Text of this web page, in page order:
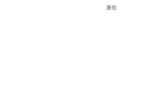
廣告